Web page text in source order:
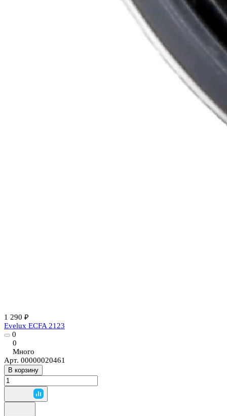
1 290 ₽
Evelux ECFA 2123
0
0
Много
Арт. 00000020461
В корзину